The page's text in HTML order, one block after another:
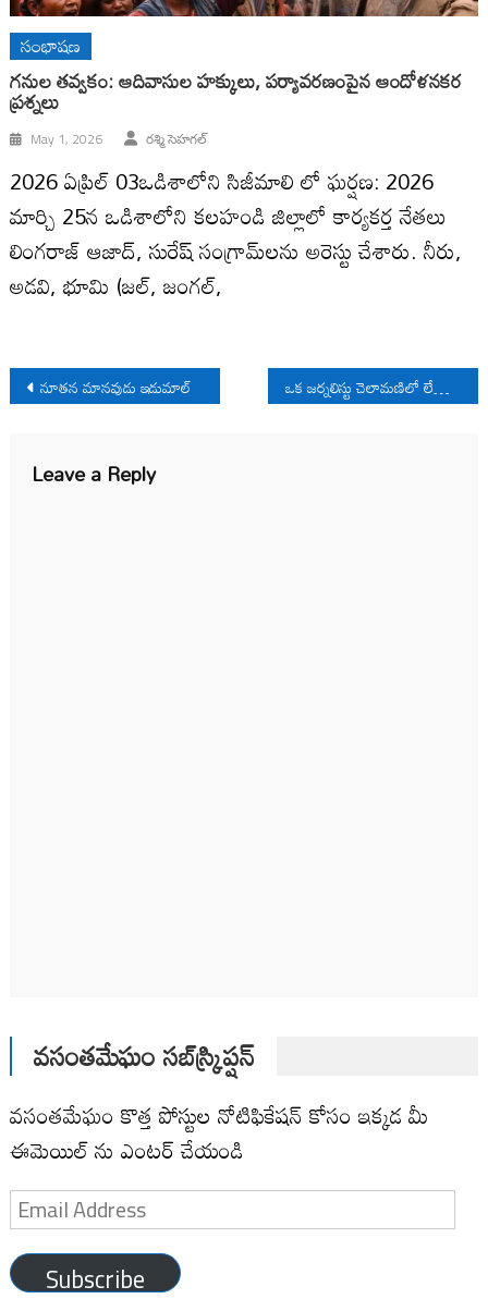
సంభాషణ
గనుల తవ్వకం: ఆదివాసుల హక్కులు, పర్యావరణంపైన ఆందోళనకర
ప్రశ్నలు
May 1, 2026 రశ్మి సెహగల్
2026 ఏప్రిల్ 03ఒడిశాలోని సిజీమాలి లో ఘర్షణ: 2026
మార్చి 25న ఒడిశాలోని కలహండి జిల్లాలో కార్యకర్త నేతలు
లింగరాజ్ ఆజాద్, సురేష్ సంగ్రామ్‌లను అరెస్టు చేశారు. నీరు,
అడవి, భూమి (జల్, జంగల్,
Post
navigation
నూతన మానవుడు ఇడుమాల్ ఒక జర్నలిస్టు చెలామణిలో లేకుండా అయిన తీరు
Leave a Reply
వసంతమేఘం సబ్‌స్క్రిప్షన్
వసంతమేఘం కొత్త పోస్టుల నోటిఫికేషన్ కోసం ఇక్కడ మీ
ఈమెయిల్ ను ఎంటర్ చేయండి
Email
Address
Subscribe